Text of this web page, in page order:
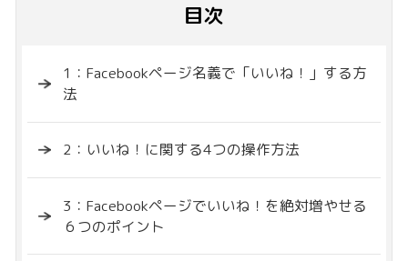
目次
1：Facebookページ名義で「いいね！」する方
法
2：いいね！に関する4つの操作方法
3：Facebookページでいいね！を絶対増やせる
６つのポイント